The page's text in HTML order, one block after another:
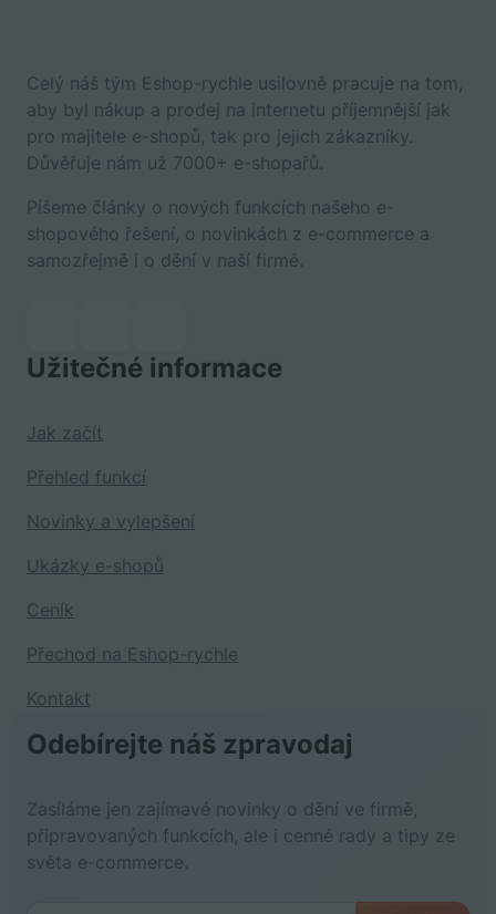
Celý náš tým Eshop-rychle usilovně pracuje na tom,
aby byl nákup a prodej na internetu příjemnější jak
pro majitele e-shopů, tak pro jejich zákazníky.
Důvěřuje nám už 7000+ e-shopařů.
Píšeme články o nových funkcích našeho e-
shopového řešení, o novinkách z e-commerce a
samozřejmě i o dění v naší firmě.
Užitečné informace
Jak začít
Přehled funkcí
Novinky a vylepšení
Ukázky e-shopů
Ceník
Přechod na Eshop-rychle
Kontakt
Odebírejte náš zpravodaj
Zasíláme jen zajímavé novinky o dění ve firmě,
připravovaných funkcích, ale i cenné rady a tipy ze
světa e-commerce.